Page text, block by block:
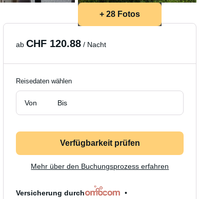
+ 28 Fotos
abCHF 120.88 / Nacht
Reisedaten wählen
Von Bis
Verfügbarkeit prüfen
Mehr über den Buchungsprozess erfahren
Versicherung durch